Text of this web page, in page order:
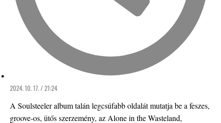
2024. 10. 17. / 21:24
A Soulsteeler album talán legcsúfabb oldalát mutatja be a feszes,
groove-os, ütős szerzemény, az Alone in the Wasteland,